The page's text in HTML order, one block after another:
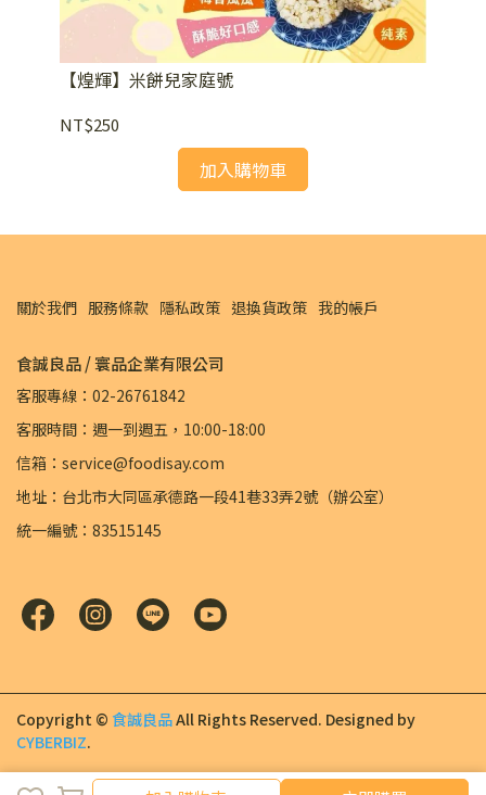
加入購物車
【煌輝】米餅兒家庭號
NT$250
加入購物車
關於我們 服務條款 隱私政策 退換貨政策 我的帳戶
食誠良品 / 寰品企業有限公司
客服專線：02-26761842
客服時間：週一到週五，10:00-18:00
信箱：service@foodisay.com
地址：台北市大同區承德路一段41巷33弄2號（辦公室）
統一編號：83515145
Copyright © 食誠良品All Rights Reserved. Designed by
CYBERBIZ.